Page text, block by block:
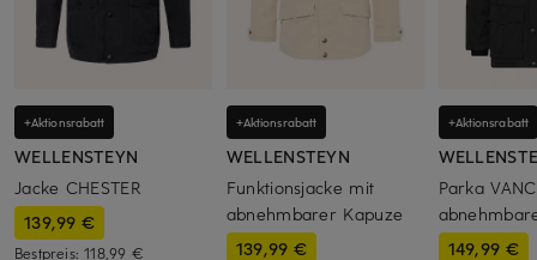
+Aktionsrabatt
WELLENSTEYN
Jacke CHESTER
139,99 €
Bestpreis:118,99 €
+Aktionsrabatt
WELLENSTEYN
Funktionsjacke mit
abnehmbarer Kapuze
139,99 €
+Aktionsrabatt
Parka
149,99 €